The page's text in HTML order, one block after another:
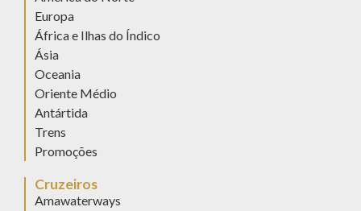
Europa
África e Ilhas do Índico
Ásia
Oceania
Oriente Médio
Antártida
Trens
Promoções
Cruzeiros
Amawaterways